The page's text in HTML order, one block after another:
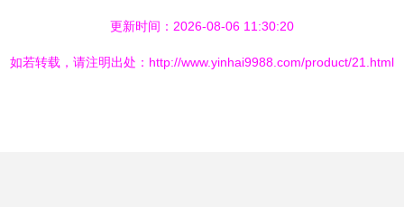
更新时间：2026-08-06 11:30:20
如若转载，请注明出处：http://www.yinhai9988.com/product/21.html